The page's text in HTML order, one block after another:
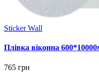
Sticker Wall
Плівка віконна
765 грн